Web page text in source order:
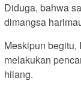
Diduga, bahwa
dimangsa
Meskipun begitu,
melakukan
hilang.